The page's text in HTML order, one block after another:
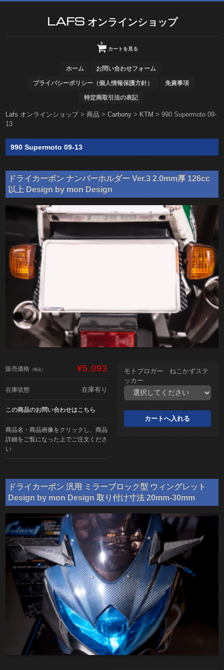
LAFS オンラインショップ
カートを見る
0
ホーム お問い合わせフォーム
プライバシーポリシー（個人情報保護方針） 免責事項
特定商取引法の表記
Lafs オンラインショップ>商品 >Carbony > KTM >990 Supermoto 09-
13
990 Supermoto 09-13
ドライカーボン ナンバーホルダー Ver.3 2.0mm厚 126cc
以上 Design by mon Design
販売価格 （税込） ¥5,093
在庫状態 在庫有り
この商品のお問い合わせはこちら
商品名・商品画像をクリックし、商品
詳細をご覧になった上でご注文くださ
い
モトブロガー ねこかずステ
ッカー
ドライカーボン 汎用 ミラーブロック型 ウィングレット
Design by mon Design 取り付け寸法 20mm-30mm